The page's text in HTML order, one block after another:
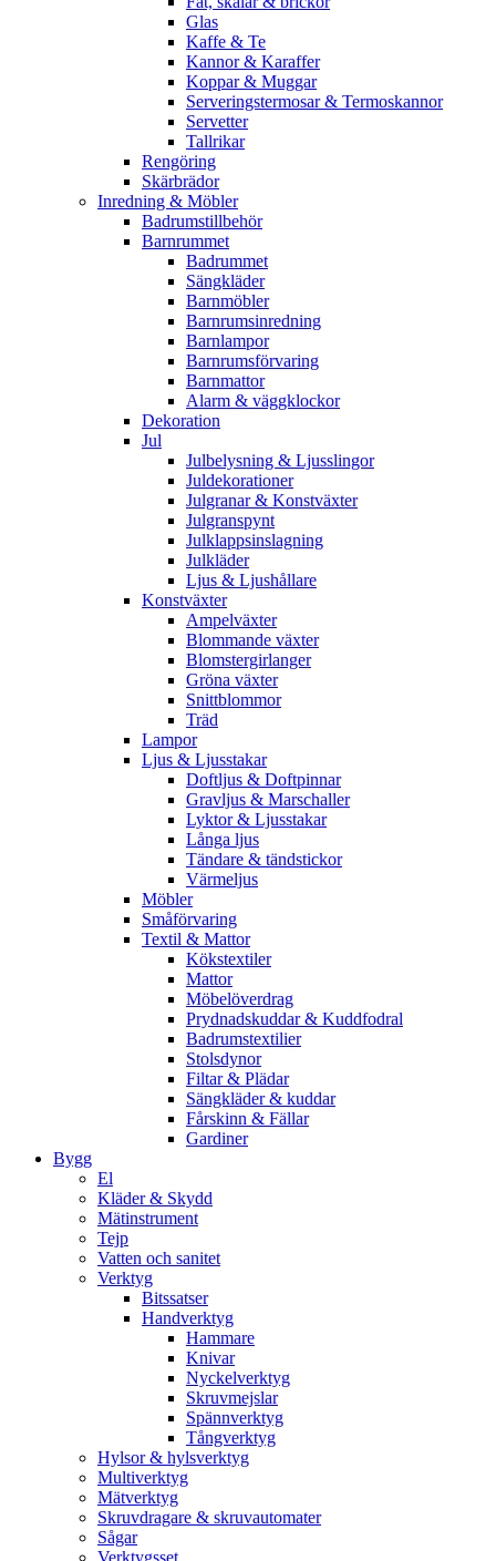
Glas
Kaffe & Te
Kannor & Karaffer
Koppar & Muggar
Serveringstermosar & Termoskannor
Servetter
Tallrikar
Rengöring
Skärbrädor
Inredning & Möbler
Badrumstillbehör
Barnrummet
Badrummet
Sängkläder
Barnmöbler
Barnrumsinredning
Barnlampor
Barnrumsförvaring
Barnmattor
Alarm & väggklockor
Dekoration
Jul
Julbelysning & Ljusslingor
Juldekorationer
Julgranar & Konstväxter
Julgranspynt
Julklappsinslagning
Julkläder
Ljus & Ljushållare
Konstväxter
Ampelväxter
Blommande växter
Blomstergirlanger
Gröna växter
Snittblommor
Träd
Lampor
Ljus & Ljusstakar
Doftljus & Doftpinnar
Gravljus & Marschaller
Lyktor & Ljusstakar
Långa ljus
Tändare & tändstickor
Värmeljus
Möbler
Småförvaring
Textil & Mattor
Kökstextiler
Mattor
Möbelöverdrag
Prydnadskuddar & Kuddfodral
Badrumstextilier
Stolsdynor
Filtar & Plädar
Sängkläder & kuddar
Fårskinn & Fällar
Gardiner
Bygg
El
Kläder & Skydd
Mätinstrument
Tejp
Vatten och sanitet
Verktyg
Bitssatser
Handverktyg
Hammare
Knivar
Nyckelverktyg
Skruvmejslar
Spännverktyg
Tångverktyg
Hylsor & hylsverktyg
Multiverktyg
Mätverktyg
Skruvdragare & skruvautomater
Sågar